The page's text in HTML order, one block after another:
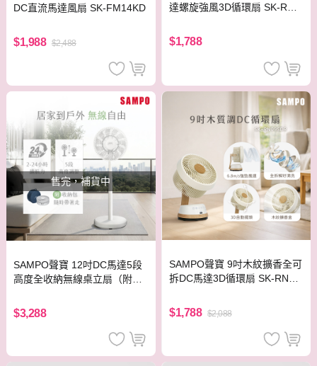
DC直流馬達風扇 SK-FM14KD
$1,988 $2,488
達螺旋強風3D循環扇 SK-RD0
$1,788
售完，補貨中
SAMPO聲寶 12吋DC馬達5段
高度全收納無線桌立扇（附收
$3,288
SAMPO聲寶 9吋木紋擴香全可
拆DC馬達3D循環扇 SK-RN09
$1,788 $2,088